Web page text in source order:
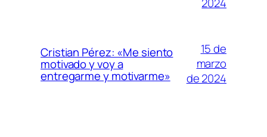
Cristian Pérez: «Me siento
motivado y voy a
entregarme y motivarme»
15 de
marzo
de 2024